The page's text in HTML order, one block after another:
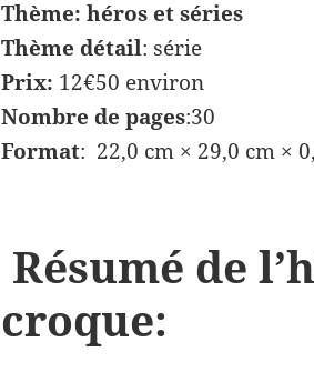
Thème:héros et séries
Thème détail: série
Prix: 12€50 environ
Nombre de pages:30
Format: 22,0 cm × 29,0 cm ×
Résumé de
croque: